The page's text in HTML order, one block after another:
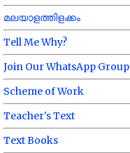
മലയാളത്തിളക്കം
Tell Me Why?
Join Our WhatsApp Group
Scheme of Work
Teacher's Text
Text Books